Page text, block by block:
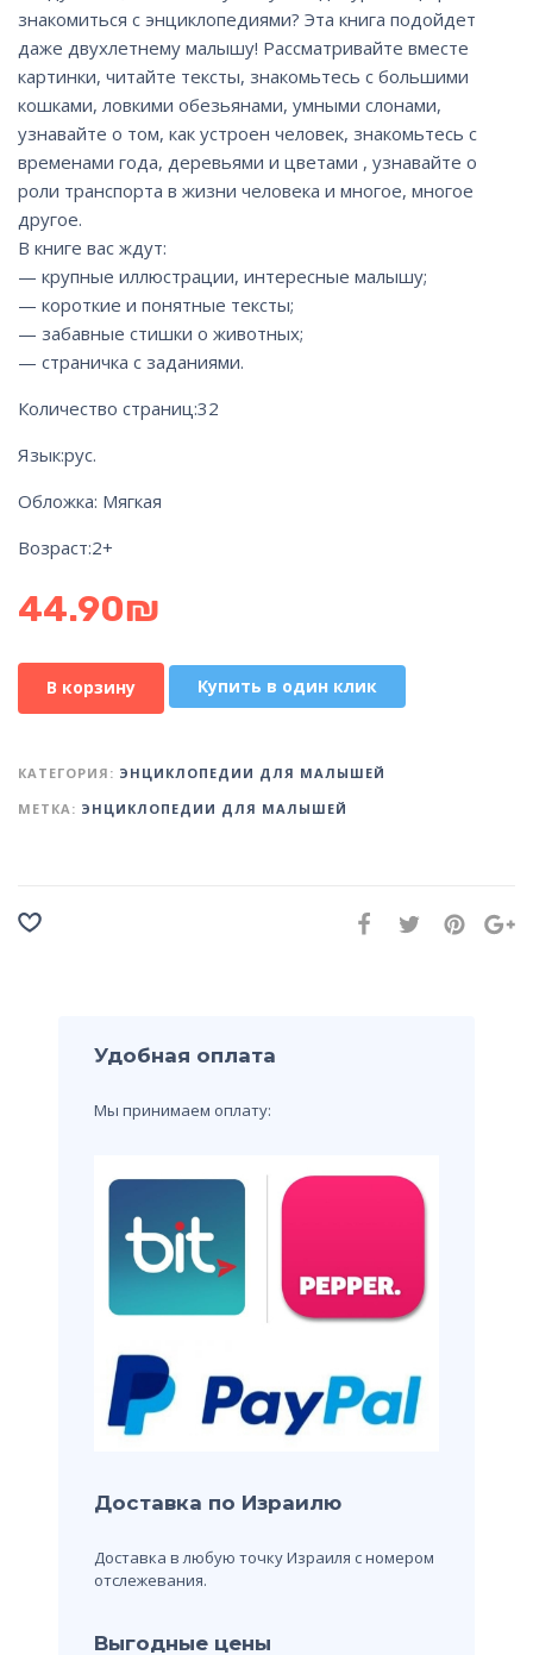
знакомиться с энциклопедиями? Эта книга подойдет
даже двухлетнему малышу! Рассматривайте вместе
картинки, читайте тексты, знакомьтесь с большими
кошками, ловкими обезьянами, умными слонами,
узнавайте о том, как устроен человек, знакомьтесь с
временами года, деревьями и цветами , узнавайте о
роли транспорта в жизни человека и многое, многое
другое.
В книге вас ждут:
— крупные иллюстрации, интересные малышу;
— короткие и понятные тексты;
— забавные стишки о животных;
— страничка с заданиями.
Количество страниц:32
Язык:рус.
Обложка: Мягкая
Возраст:2+
44.90₪
В корзину Купить в один клик
КАТЕГОРИЯ: ЭНЦИКЛОПЕДИИ ДЛЯ МАЛЫШЕЙ
МЕТКА: ЭНЦИКЛОПЕДИИ ДЛЯ МАЛЫШЕЙ
Удобная оплата
Мы принимаем оплату:
Доставка по Израилю
Доставка в любую точку Израиля с номером
отслежевания.
Выгодные цены